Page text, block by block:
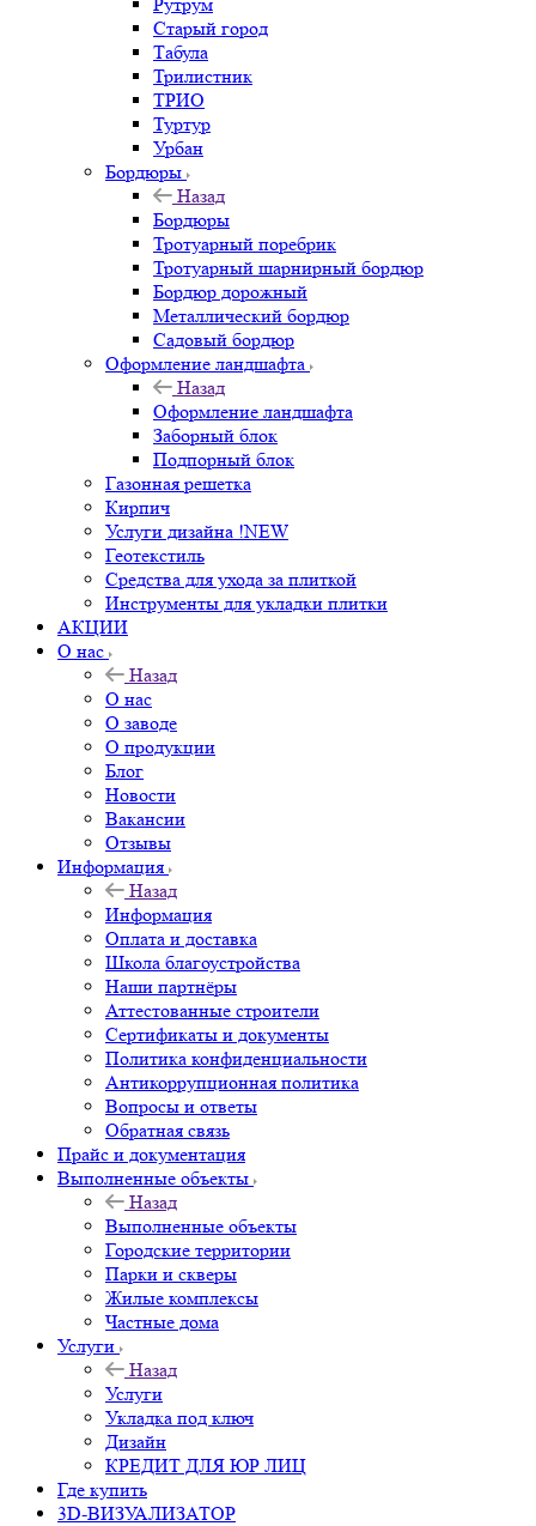
Старый город
Табула
Трилистник
ТРИО
Туртур
Урбан
Бордюры
Назад
Бордюры
Тротуарный поребрик
Тротуарный шарнирный бордюр
Бордюр дорожный
Металлический бордюр
Садовый бордюр
Оформление ландшафта
Назад
Оформление ландшафта
Заборный блок
Подпорный блок
Газонная решетка
Кирпич
Услуги дизайна !NEW
Геотекстиль
Средства для ухода за плиткой
Инструменты для укладки плитки
АКЦИИ
О нас
Назад
О нас
О заводе
О продукции
Блог
Новости
Вакансии
Отзывы
Информация
Назад
Информация
Оплата и доставка
Школа благоустройства
Наши партнёры
Аттестованные строители
Сертификаты и документы
Политика конфиденциальности
Антикоррупционная политика
Вопросы и ответы
Обратная связь
Прайс и документация
Выполненные объекты
Назад
Выполненные объекты
Городские территории
Парки и скверы
Жилые комплексы
Частные дома
Услуги
Назад
Услуги
Укладка под ключ
Дизайн
КРЕДИТ ДЛЯ ЮР ЛИЦ
Где купить
3D-ВИЗУАЛИЗАТОР